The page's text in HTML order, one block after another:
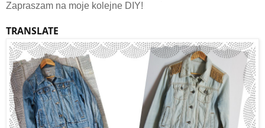
Zapraszam na moje kolejne DIY!
TRANSLATE